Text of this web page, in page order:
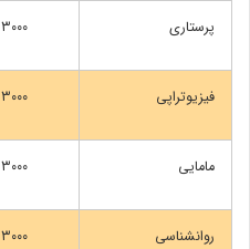
پرستاری ۳۰۰۰ دلار
فیزیوتراپی ۳۰۰۰ دلار
مامایی ۳۰۰۰ دلار
روانشناسی ۳۰۰۰ دلار